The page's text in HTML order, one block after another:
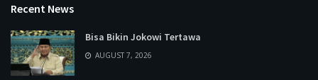
Recent News
Bisa Bikin Jokowi Tertawa
AUGUST 7, 2026